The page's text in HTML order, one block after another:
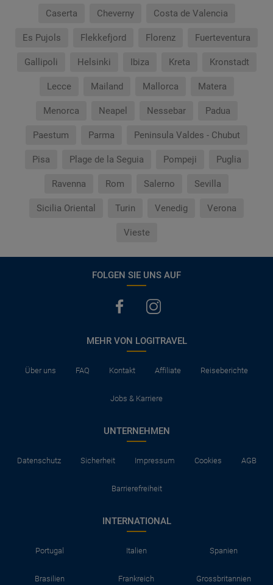
Caserta Cheverny Costa de Valencia
Es Pujols Flekkefjord Florenz Fuerteventura
Gallipoli Helsinki Ibiza Kreta Kronstadt
Lecce Mailand Mallorca Matera
Menorca Neapel Nessebar Padua
Paestum Parma Peninsula Valdes - Chubut
Pisa Plage de la Seguia Pompeji Puglia
Ravenna Rom Salerno Sevilla
Sicilia Oriental Turin Venedig Verona
Vieste
FOLGEN SIE UNS AUF
MEHR VON LOGITRAVEL
Über uns FAQ Kontakt Affiliate Reiseberichte
Jobs & Karriere
UNTERNEHMEN
Datenschutz Sicherheit Impressum Cookies AGB
Barrierefreiheit
INTERNATIONAL
Portugal Italien Spanien
Brasilien Frankreich Grossbritannien